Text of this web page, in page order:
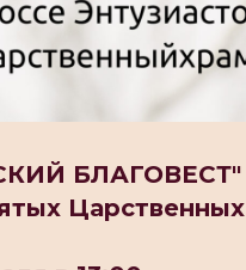
БЛАГОВЕСТ"
Царственных